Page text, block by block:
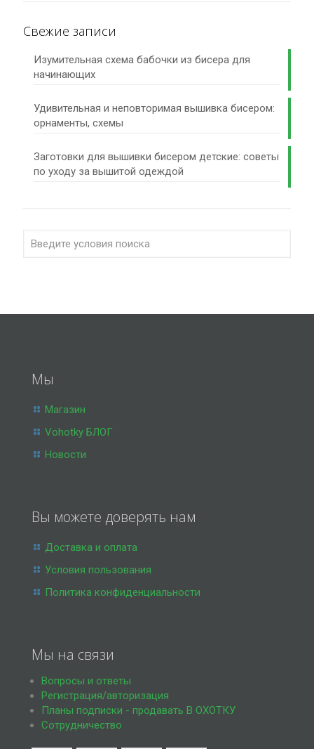
Свежие записи
Изумительная схема бабочки из бисера для
начинающих
Удивительная и неповторимая вышивка бисером:
орнаменты, схемы
Заготовки для вышивки бисером детские: советы
по уходу за вышитой одеждой
Мы
Магазин
Vohotky БЛОГ
Новости
Вы можете доверять нам
Доставка и оплата
Условия пользования
Политика конфиденциальности
Мы на связи
Вопросы и ответы
Регистрация/авторизация
Планы подписки - продавать В ОХОТКУ
Сотрудничество